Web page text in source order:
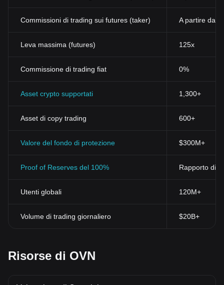
Commissioni di trading sui futures (taker) A partire
Leva massima (futures) 125x
Commissione di trading fiat 0%
Asset crypto supportati 1,300+
Asset di copy trading 600+
Valore del fondo di protezione $300M+
Proof of Reserves del 100% Rapporto di
Utenti globali 120M+
Volume di trading giornaliero $20B+
Risorse di OVN